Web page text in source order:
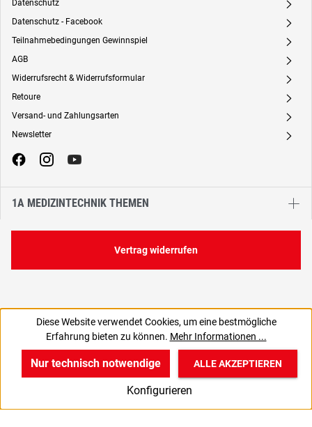
Datenschutz A
Datenschutz - Facebook A
Teilnahmebedingungen Gewinnspiel A
AGB A
Widerrufsrecht & Widerrufsformular A
Retoure A
Versand- und Zahlungsarten A
Newsletter A
1A MEDIZINTECHNIK THEMEN
Vertrag widerrufen
Diese Website verwendet Cookies, um eine bestmögliche
Erfahrung bieten zu können. Mehr Informationen ...
Nur technisch notwendige
Konfigurieren
ALLE AKZEPTIEREN
v
Produkte
B